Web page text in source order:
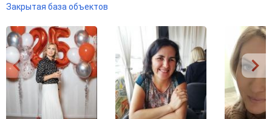
Закрытая база объектов